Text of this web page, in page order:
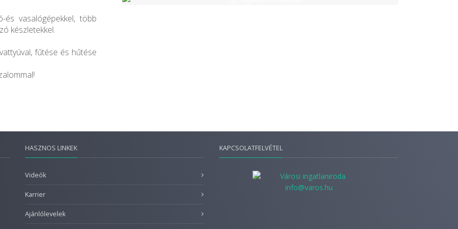
és vasalógépekkel, több
készletekkel.
fűtése és hűtése
HASZNOS LINKEK
Videók
Karrier
Ajánlólevelek
KAPCSOLATFELVÉTEL
info@varos.hu